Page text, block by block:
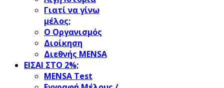
Γιατί να γίνω
μέλος;
Ο Οργανισμός
Διοίκηση
Διεθνής MENSA
ΕΙΣΑΙ ΣΤΟ 2%;
ΜΕΝSΑ Test